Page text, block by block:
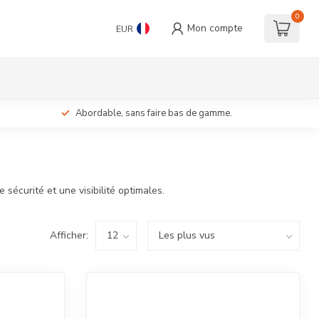
EUR Mon compte
0
Abordable, sans faire bas de gamme.
sécurité et une visibilité optimales.
Afficher: